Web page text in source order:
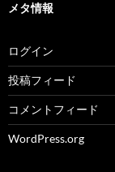
メタ情報
ログイン
投稿フィード
コメントフィード
WordPress.org